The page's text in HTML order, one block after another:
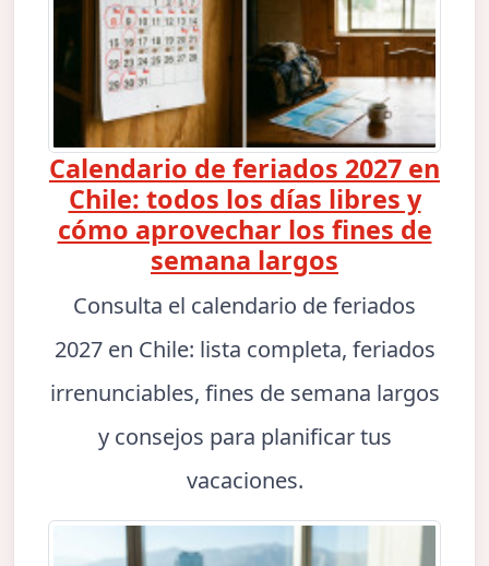
Calendario de feriados 2027 en
Chile: todos los días libres y
cómo aprovechar los fines de
semana largos
Consulta el calendario de feriados
2027 en Chile: lista completa, feriados
irrenunciables, fines de semana largos
y consejos para planificar tus
vacaciones.